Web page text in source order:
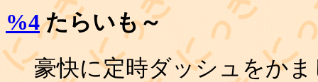
%4たらいも～
豪快に定時ダッシュをか